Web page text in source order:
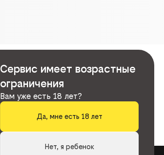
Сервис имеет возрастные
ограничения
Вам уже есть 18 лет?
Да, мне есть 18 лет
Нет, я ребенок